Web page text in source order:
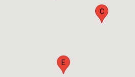
C
E